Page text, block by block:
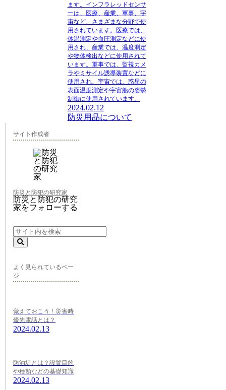
ます。インフラレッドセンサ
ーは、医療、産業、軍事、宇
宙など、さまざまな分野で使
用されています。医療では、
体温測定や血圧測定などに使
用され、産業では、温度測定
や物体検出などに使用されて
います。軍事では、監視カメ
ラやミサイル誘導装置などに
使用され、宇宙では、惑星の
表面温度測定や宇宙船の姿勢
制御に使用されています。
2024.02.12
防災用品について
サイト作成者
防災と防犯の研究家
防災と防犯の研究
家をフォローする
よく見られているペー
ジ
覚えておこう！災害時
優先電話とは？
2024.02.13
防油堤とは？設置目的
や種類などの基礎知識
2024.02.13